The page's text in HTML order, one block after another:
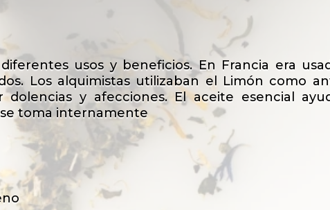
usos y beneficios. En Francia era
Los alquimistas utilizaban el Limón como
y afecciones. El aceite esencial
toma internamente